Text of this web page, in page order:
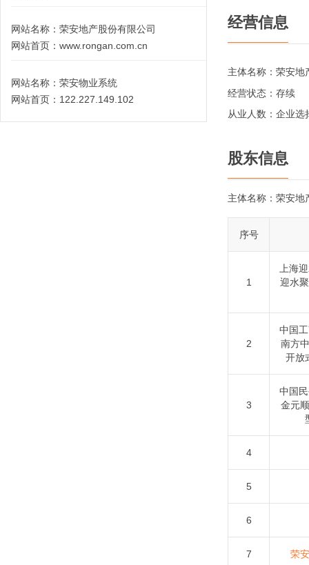
网站名称： 荣安地产股份有限公司
网站首页： www.rongan.com.cn
网站名称： 荣安物业系统
网站首页： 122.227.149.102
经营信息
主体名称： 荣安地
经营状态： 存续
从业人数： 企业选
股东信息
主体名称： 荣安地
序号
1
上海
迎水
2
中国
南方
开放
3
中国
金元
4
5
6
7 荣